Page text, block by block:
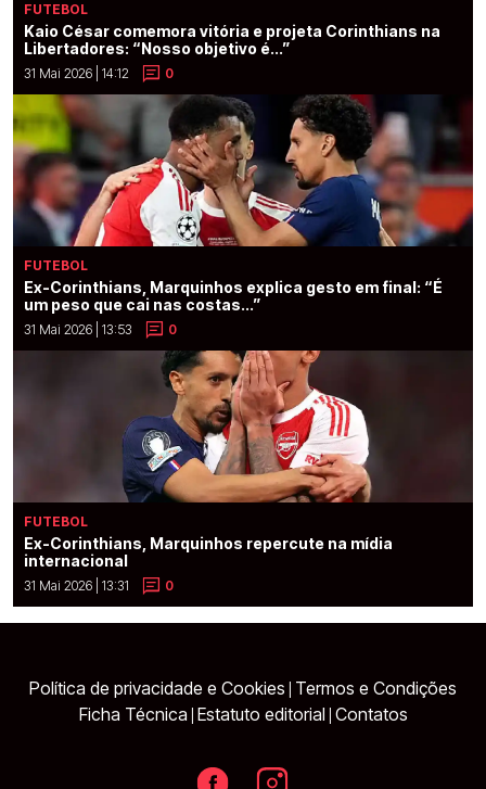
FUTEBOL
Kaio César comemora vitória e projeta Corinthians na
Libertadores: “Nosso objetivo é...”
31 Mai 2026 | 14:12 0
FUTEBOL
Ex-Corinthians, Marquinhos explica gesto em final: “É
um peso que cai nas costas...”
31 Mai 2026 | 13:53 0
FUTEBOL
Ex-Corinthians, Marquinhos repercute na mídia
internacional
31 Mai 2026 | 13:31 0
Política de privacidade e Cookies Termos e Condições
Ficha Técnica Estatuto editorial Contatos